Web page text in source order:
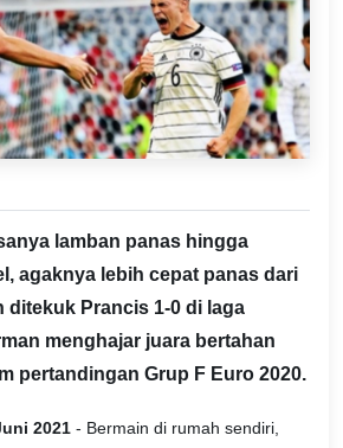
lamban panas hingga
agaknya lebih cepat panas dari
ditekuk Prancis 1-0 di laga
menghajar juara bertahan
pertandingan Grup F Euro 2020.
2021 - Bermain di rumah sendiri,